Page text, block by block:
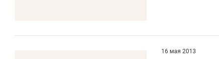
16 мая 2013